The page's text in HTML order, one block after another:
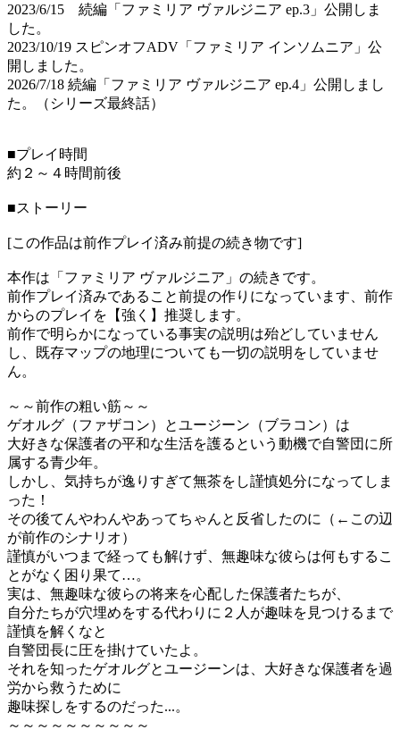
2023/6/15 続編「ファミリア ヴァルジニア ep.3」公開しま
した。
2023/10/19 スピンオフADV「ファミリア インソムニア」公
開しました。
2026/7/18 続編「ファミリア ヴァルジニア ep.4」公開しまし
た。（シリーズ最終話）
■プレイ時間
約２～４時間前後
■ストーリー
[この作品は前作プレイ済み前提の続き物です]
本作は「ファミリア ヴァルジニア」の続きです。
前作プレイ済みであること前提の作りになっています、前作
からのプレイを【強く】推奨します。
前作で明らかになっている事実の説明は殆どしていません
し、既存マップの地理についても一切の説明をしていませ
ん。
～～前作の粗い筋～～
ゲオルグ（ファザコン）とユージーン（ブラコン）は
大好きな保護者の平和な生活を護るという動機で自警団に所
属する青少年。
しかし、気持ちが逸りすぎて無茶をし謹慎処分になってしま
った！
その後てんやわんやあってちゃんと反省したのに（←この辺
が前作のシナリオ）
謹慎がいつまで経っても解けず、無趣味な彼らは何もするこ
とがなく困り果て…。
実は、無趣味な彼らの将来を心配した保護者たちが、
自分たちが穴埋めをする代わりに２人が趣味を見つけるまで
謹慎を解くなと
自警団長に圧を掛けていたよ。
それを知ったゲオルグとユージーンは、大好きな保護者を過
労から救うために
趣味探しをするのだった...。
～～～～～～～～～～